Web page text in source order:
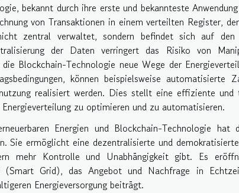
bekannt durch ihre erste und bekannteste
von Transaktionen in einem verteilten Register,
zentral verwaltet, sondern befindet sich auf den
der Daten verringert das Risiko von
Blockchain-Technologie neue Wege der
können beispielsweise automatisierte
realisiert werden. Dies stellt eine effiziente
zu optimieren und zu automatisieren.
Energien und Blockchain-Technologie hat
Sie ermöglicht eine dezentralisierte und
mehr Kontrolle und Unabhängigkeit gibt. Es
(Smart Grid), das Angebot und Nachfrage in
Energieversorgung beiträgt.